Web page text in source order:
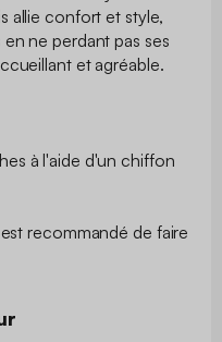
allie confort et style,
ne perdant pas ses
et agréable.
à l'aide d'un chiffon
recommandé de faire